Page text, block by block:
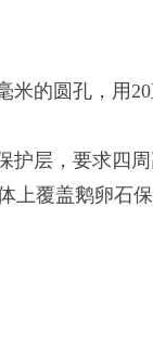
的圆孔，用
，要求四周
覆盖鹅卵石保